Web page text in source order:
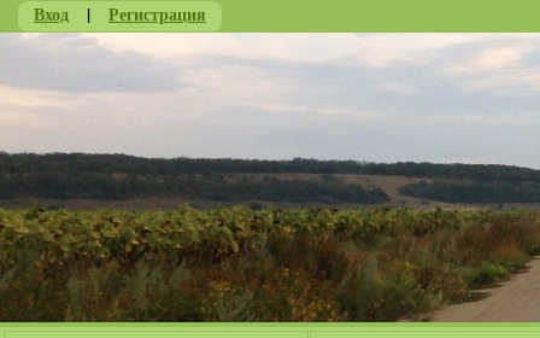
Вход | Регистрация